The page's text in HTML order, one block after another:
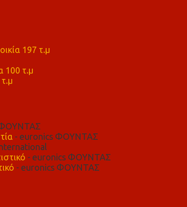
197 τ.μ
100 τ.μ
ΦΟΥΝΤΑΣ
- euronics ΦΟΥΝΤΑΣ
- euronics ΦΟΥΝΤΑΣ
- euronics ΦΟΥΝΤΑΣ